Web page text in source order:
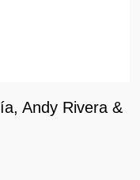
Andy Rivera &